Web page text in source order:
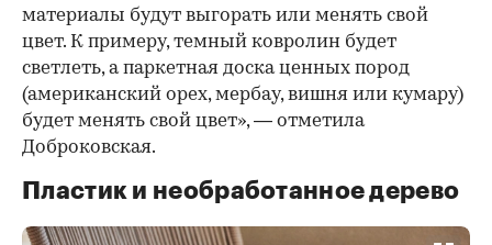
материалы будут выгорать или менять свой
цвет. К примеру, темный ковролин будет
светлеть, а паркетная доска ценных пород
(американский орех, мербау, вишня или кумару)
будет менять свой цвет», — отметила
Доброковская.
Пластик и необработанное дерево